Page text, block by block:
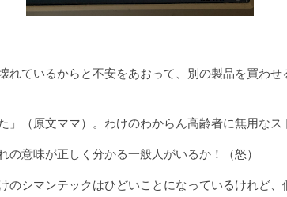
れているからと不安をあおって、別の製品を買わ
」（原文ママ）。わけのわからん高齢者に無用なス
の意味が正しく分かる一般人がいるか！（怒）
のシマンテックはひどいことになっているけれど